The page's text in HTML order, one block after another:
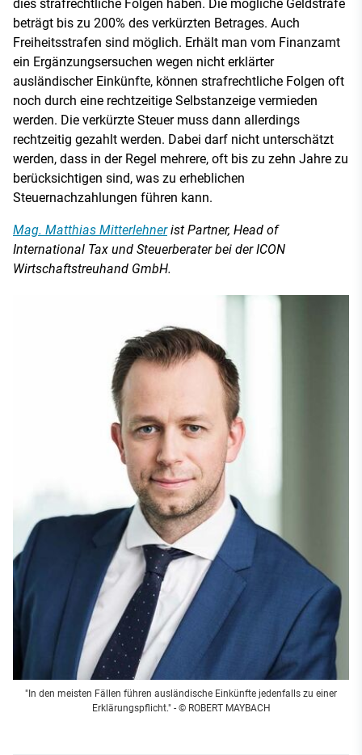
dies strafrechtliche Folgen haben. Die mögliche Geldstrafe
beträgt bis zu 200% des verkürzten Betrages. Auch
Freiheitsstrafen sind möglich. Erhält man vom Finanzamt
ein Ergänzungsersuchen wegen nicht erklärter
ausländischer Einkünfte, können strafrechtliche Folgen oft
noch durch eine rechtzeitige Selbstanzeige vermieden
werden. Die verkürzte Steuer muss dann allerdings
rechtzeitig gezahlt werden. Dabei darf nicht unterschätzt
werden, dass in der Regel mehrere, oft bis zu zehn Jahre zu
berücksichtigen sind, was zu erheblichen
Steuernachzahlungen führen kann.
Mag. Matthias Mitterlehnerist Partner, Head of
International Tax und Steuerberater bei der ICON
Wirtschaftstreuhand GmbH.
"In den meisten Fällen führen ausländische Einkünfte jedenfalls zu einer
Erklärungspflicht." - © ROBERT MAYBACH